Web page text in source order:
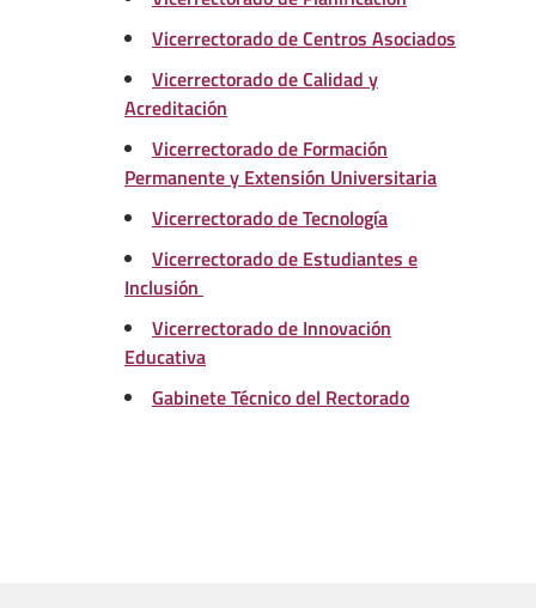
Vicerrectorado de Centros Asociados
Vicerrectorado de Calidad y
Acreditación
Vicerrectorado de Formación
Permanente y Extensión Universitaria
Vicerrectorado de Tecnología
Vicerrectorado de Estudiantes e
Inclusión
Vicerrectorado de Innovación
Educativa
Gabinete Técnico del Rectorado